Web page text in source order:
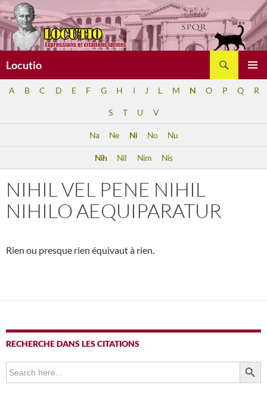
Aller
au
contenu
Locutio
A B C D E F G H I J L M N O P Q R
S T U V
Na Ne Ni No Nu
Nih Nil Nim Nis
NIHIL VEL PENE NIHIL
NIHILO AEQUIPARATUR
Rien ou presque rien équivaut à rien.
RECHERCHE DANS LES CITATIONS
Search
for:
SEARCH